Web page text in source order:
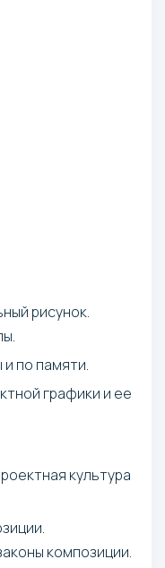
рисунок.
по памяти.
графики и ее
культура
композиции.